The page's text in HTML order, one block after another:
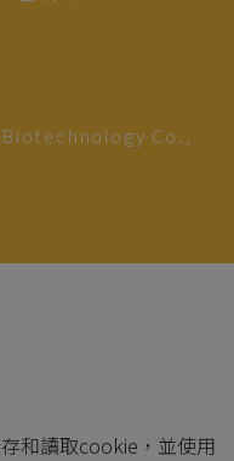
Co.,
和讀取cookie，並使用